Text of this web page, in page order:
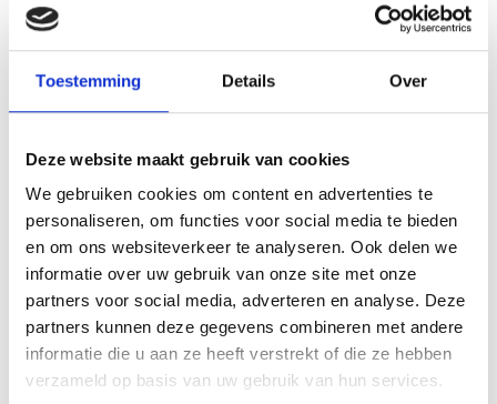
Toestemming Details Over
Deze website maakt gebruik van cookies
We gebruiken cookies om content en advertenties te
personaliseren, om functies voor social media te bieden
en om ons websiteverkeer te analyseren. Ook delen we
informatie over uw gebruik van onze site met onze
partners voor social media, adverteren en analyse. Deze
partners kunnen deze gegevens combineren met andere
informatie die u aan ze heeft verstrekt of die ze hebben
verzameld op basis van uw gebruik van hun services.
TRAVELER
59,99